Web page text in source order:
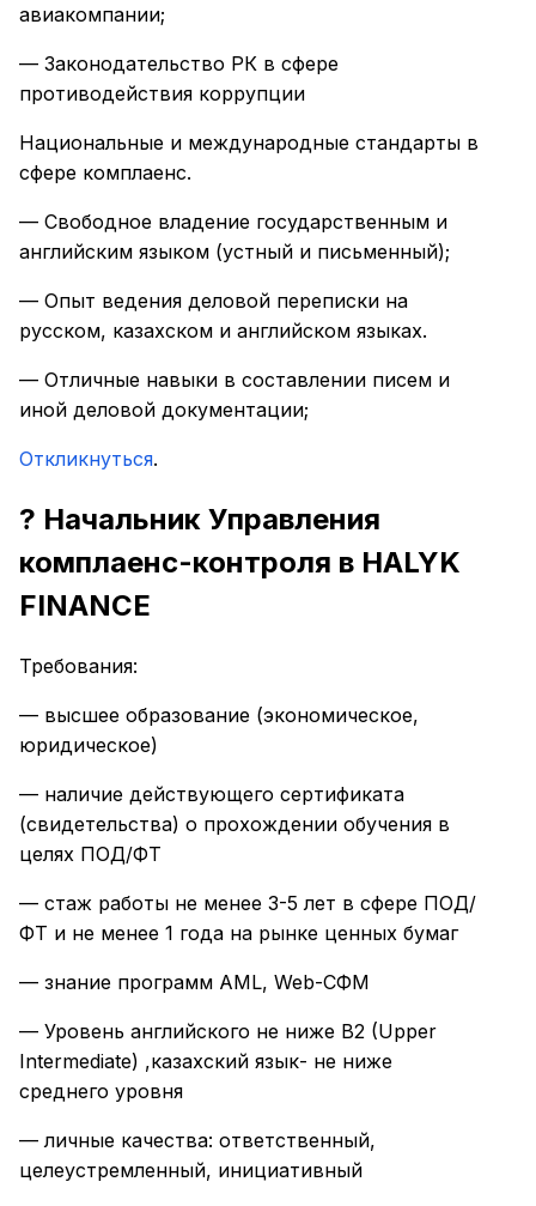
авиакомпании;
— Законодательство РК в сфере
противодействия коррупции
Национальные и международные стандарты в
сфере комплаенс.
— Свободное владение государственным и
английским языком (устный и письменный);
— Опыт ведения деловой переписки на
русском, казахском и английском языках.
— Отличные навыки в составлении писем и
иной деловой документации;
Откликнуться.
? Начальник Управления
комплаенс-контроля в HALYK
FINANCE
Требования:
— высшее образование (экономическое,
юридическое)
— наличие действующего сертификата
(свидетельства) о прохождении обучения в
целях ПОД/ФТ
— стаж работы не менее 3-5 лет в сфере ПОД/
ФТ и не менее 1 года на рынке ценных бумаг
— знание программ AML, Web-СФМ
— Уровень английского не ниже B2 (Upper
Intermediate) ,казахский язык- не ниже
среднего уровня
— личные качества: ответственный,
целеустремленный, инициативный